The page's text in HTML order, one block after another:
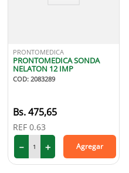
PRONTOMEDICA
PRONTOMEDICA SONDA
NELATON 12 IMP
COD: 2083289
475,65
REF 0.63
＋
－ Agregar